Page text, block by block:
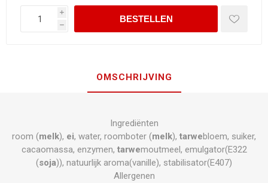
i
h
OMSCHRIJVING
Ingrediënten
room (melk), ei, water, roomboter (melk), tarwebloem, suiker,
cacaomassa, enzymen, tarwemoutmeel, emulgator(E322
(soja)), natuurlijk aroma(vanille), stabilisator(E407)
Allergenen